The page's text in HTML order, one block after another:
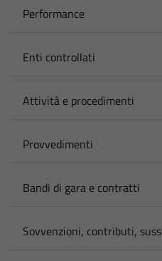
Performance
Enti controllati
Attività e procedimenti
Provvedimenti
Bandi di gara e contratti
Sovvenzioni, contributi,